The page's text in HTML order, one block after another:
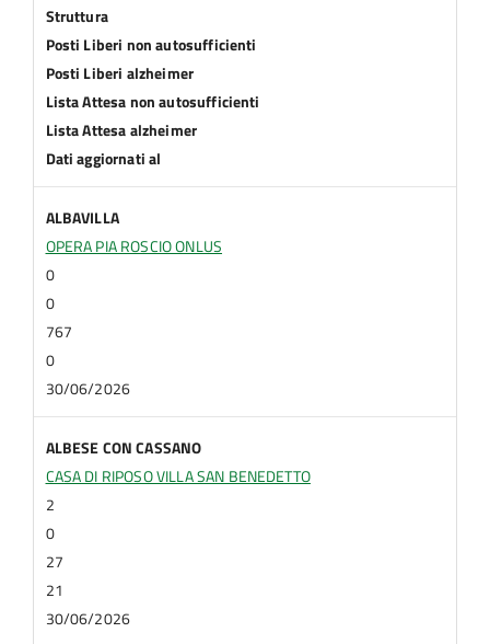
Struttura
Posti Liberi non autosufficienti
Posti Liberi alzheimer
Lista Attesa non autosufficienti
Lista Attesa alzheimer
Dati aggiornati al
ALBAVILLA
OPERA PIA ROSCIO ONLUS
0
0
767
0
30/06/2026
ALBESE CON CASSANO
CASA DI RIPOSO VILLA SAN BENEDETTO
2
0
27
21
30/06/2026